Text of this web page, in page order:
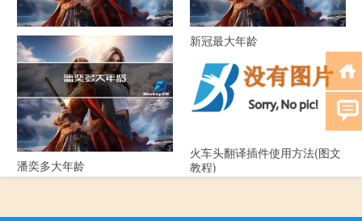
52年属什么生肖多大年龄 新冠最大年龄
潘奕多大年龄
火车头翻译插件使用方法(图文
教程)